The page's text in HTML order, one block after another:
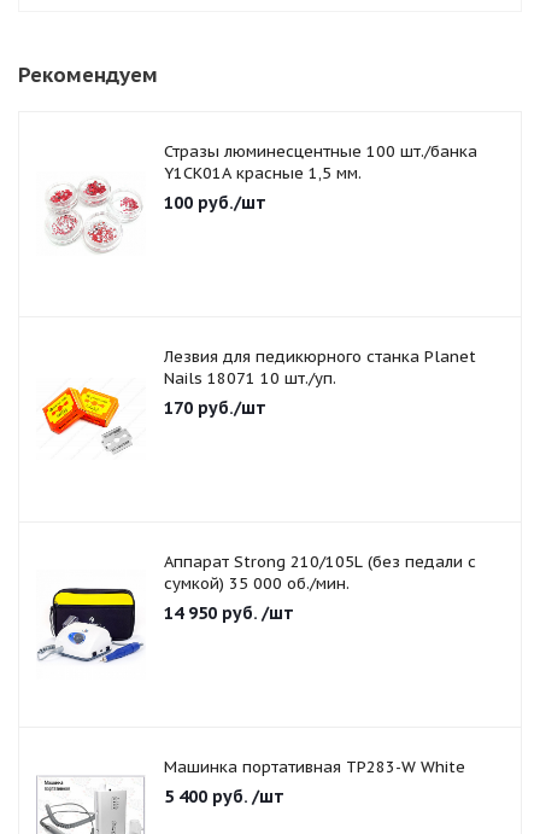
Рекомендуем
Стразы люминесцентные 100 шт./банка
Y1CK01A красные 1,5 мм.
100 руб./шт
Лезвия для педикюрного станка Planet
Nails 18071 10 шт./уп.
170 руб./шт
Аппарат Strong 210/105L (без педали с
сумкой) 35 000 об./мин.
14 950 руб. /шт
Машинка портативная TP283-W White
5 400 руб. /шт